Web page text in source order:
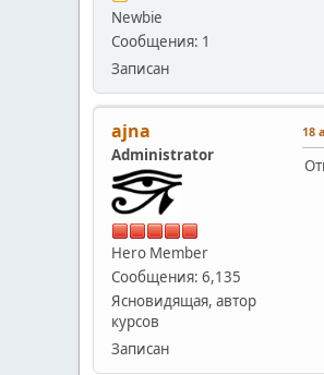
Newbie
Сообщения: 1
Записан
ajna
Administrator
Hero Member
Сообщения: 6,135
Ясновидящая, автор
курсов
Записан
18